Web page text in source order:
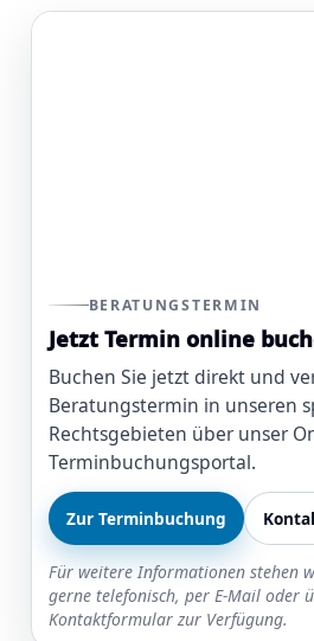
BERATUNGSTERMIN
Jetzt Termin online
Buchen Sie jetzt direkt und
Beratungstermin in unseren
Rechtsgebieten über unser
Terminbuchungsportal.
Zur Terminbuchung
Für weitere Informationen stehen
gerne telefonisch, per E-Mail oder
Kontaktformular zur Verfügung.